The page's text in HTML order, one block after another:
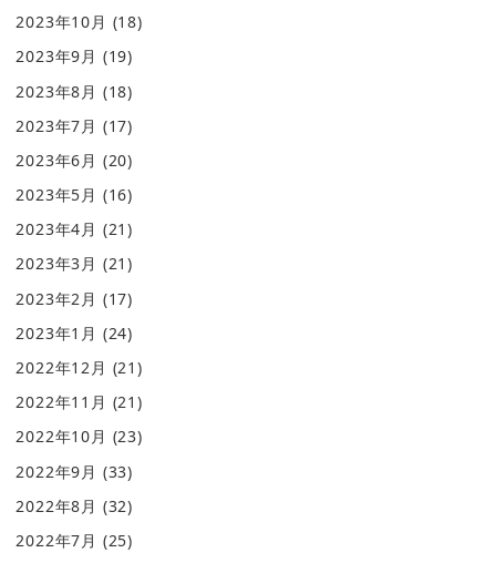
2023年10月 (18)
2023年9月 (19)
2023年8月 (18)
2023年7月 (17)
2023年6月 (20)
2023年5月 (16)
2023年4月 (21)
2023年3月 (21)
2023年2月 (17)
2023年1月 (24)
2022年12月 (21)
2022年11月 (21)
2022年10月 (23)
2022年9月 (33)
2022年8月 (32)
2022年7月 (25)